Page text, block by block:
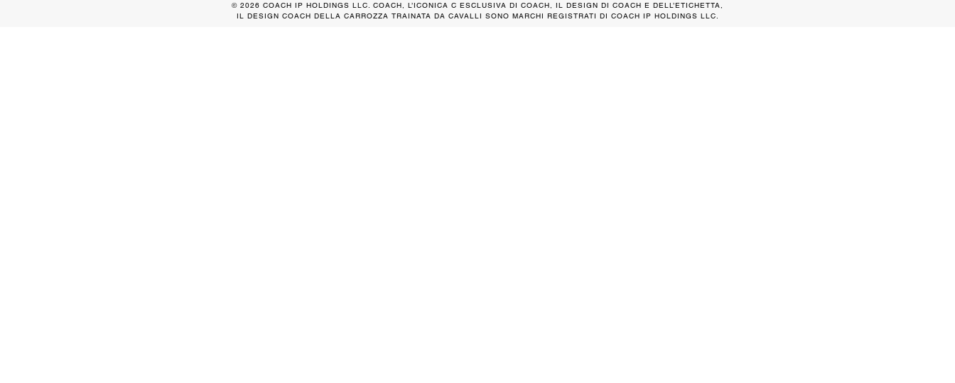
© 2026 COACH IP HOLDINGS LLC. COACH, L’ICONICA C ESCLUSIVA DI COACH, IL DESIGN DI COACH E DELL’ETICHETTA,
IL DESIGN COACH DELLA CARROZZA TRAINATA DA CAVALLI SONO MARCHI REGISTRATI DI COACH IP HOLDINGS LLC.